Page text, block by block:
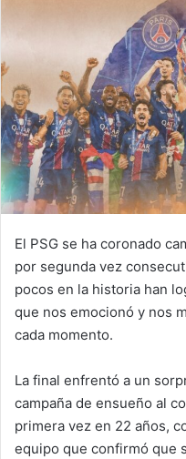
El PSG se ha coronado
por segunda vez
pocos en la historia han
que nos emocionó y nos
cada momento.
La final enfrentó a un
campaña de ensueño al
primera vez en 22 años,
equipo que confirmó que